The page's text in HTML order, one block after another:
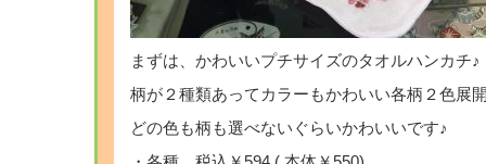
まずは、かわいいプチサイズのタオルハンカチ♪
柄が２種類あってカラーもかわいい各柄２色展
どの色も柄も選べないぐらいかわいいです♪